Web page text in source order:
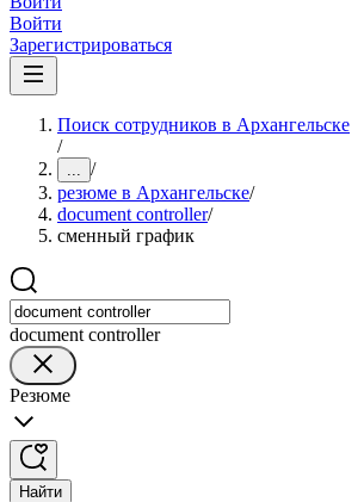
Войти
Зарегистрироваться
Поиск сотрудников в Архангельске
/
... /
резюме в Архангельске/
document controller/
сменный график
document controller
Резюме
Найти